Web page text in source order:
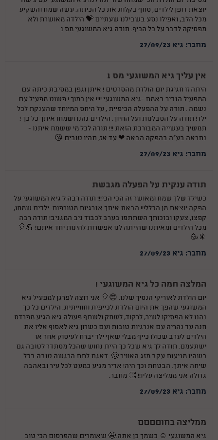
יוצאת דופן לילדים, סחף בקלות את כל הכיתה. עשה שמח והשקיע
מכל הלב, ואפילו נסע בשבילנו שעתיים 💝 הילדה מאושרת ולא
מפסיקה לדבר על כל הכיף. תודה גיא המשוגעי מס 1
מחבר: גיא 27/09/23
אין עליך גיא המשוגעי מס 1
היתה זו חגיגת יום הולדת מהסרטים ! איתן וגפן במסיבת כיתה עם
המפעיל הנדיר באמת -גיא המשוגעי !!!! אין כמוך ! פשוט מפעיל עם
נשמה . תודה על ההפעלה הכיפיית , על היחס המיוחד שהענקת לכל
ילד! תודה על הסבלנות ועל החיוך. הילדים נהנו ושמחו איתך כל כך !
תמשיך בעשייה המבורכת הזאת !!! תודה לכל מי ששמח איתנו -
נתראה בע"ה בהפקה הבאה ❤ עד אז, תהיו טובים 😘
מחבר: גיא 27/09/23
תודה ענקית על הפעלה מגבשת
כשילד שלך שמח ומאושר זה הכי הכי!!! תודה רבה ל גיא המשוגעי על
הפקה יוצאת מן הכלל!!! הבאת איתך אנרגיות מטורפות. ילדים שמחו,
קפצו, צעקו ובזכותך השתתפו בערב לכבוד ניב המגניב! תודה רבה
מכל הילדים ומאיתנו שהייתה לנו אפשרות להינות יחד איתם! 💪🎈
🎇🥳
מחבר: גיא 27/09/23
המלצה חמה כל גיא המשוגעי !
יום הולדת לאוריקי הנסיך שלנו. 😍🎈 אני רוצה לפרגן למפעיל גיא
המשוגעי שהפך את היום הולדת לכייפית וחווייתית. הילדים כל כך
נהנו לא הפסיקו לשיר, לרקוד, לשחק ולשתף פעולה.גיא הגיע מפרדס
חנה עד נהריה עם אנרגיות טובות ועם כשרון גיא לאסוף אליו את
הילדים לערב שכולו כייף מבלי שאף ילד יברח לעיסוק אחר או
ישתעמם. תודה לך גיא שכל כך היית נחוש שהכל מסתדר לטובה גם
כשהיו מניעות עקב מזג האוויר 🥴. דאגת לתת הרגשה טובה בכל
שיחה איתך. הבטחת וכך היה! אדיר מגיע כמעט לכל עיר ובאהבה
גדולה אני ממליצה עליו!! 👏 מחבר:
מחבר: גיא 27/09/23
ממליצה בחוםםםם
גיא המשוגעי ☺ כשמך כן אתה.🤩 שאומרים שהפרסום הכי טוב